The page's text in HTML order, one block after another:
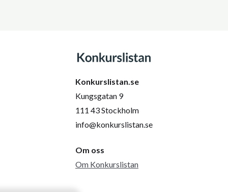
Konkurslistan.se
Kungsgatan 9
111 43 Stockholm
info@konkurslistan.se
Om oss
Om Konkurslistan